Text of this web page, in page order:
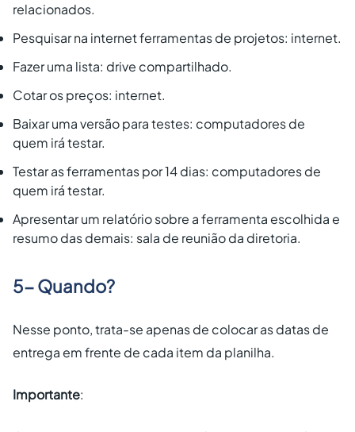
relacionados.
Pesquisar na internet ferramentas de projetos: internet.
Fazer uma lista: drive compartilhado.
Cotar os preços: internet.
Baixar uma versão para testes: computadores de
quem irá testar.
Testar as ferramentas por 14 dias: computadores de
quem irá testar.
Apresentar um relatório sobre a ferramenta escolhida e
resumo das demais: sala de reunião da diretoria.
5- Quando?
Nesse ponto, trata-se apenas de colocar as datas de
entrega em frente de cada item da planilha.
Importante: